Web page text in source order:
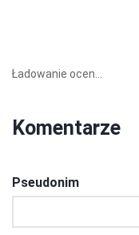
Ładowanie ocen...
Komentarze
Pseudonim